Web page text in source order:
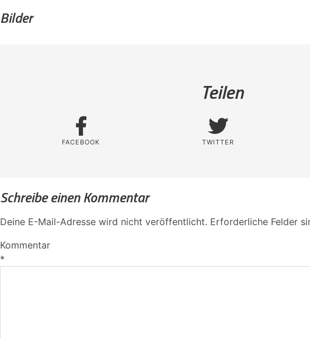
Bilder
Teilen
FACEBOOK TWITTER
Schreibe einen Kommentar
Deine E-Mail-Adresse wird nicht veröffentlicht. Erforderliche Felder
Kommentar
*